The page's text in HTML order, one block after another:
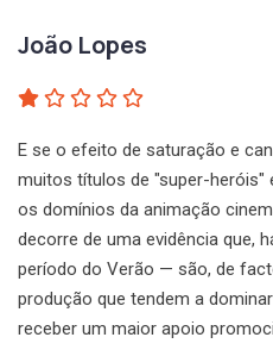
João Lopes
E se o efeito de saturação e
muitos títulos de "super-
os domínios da animação
decorre de uma evidência que,
período do Verão — são, de
produção que tendem a
receber um maior apoio